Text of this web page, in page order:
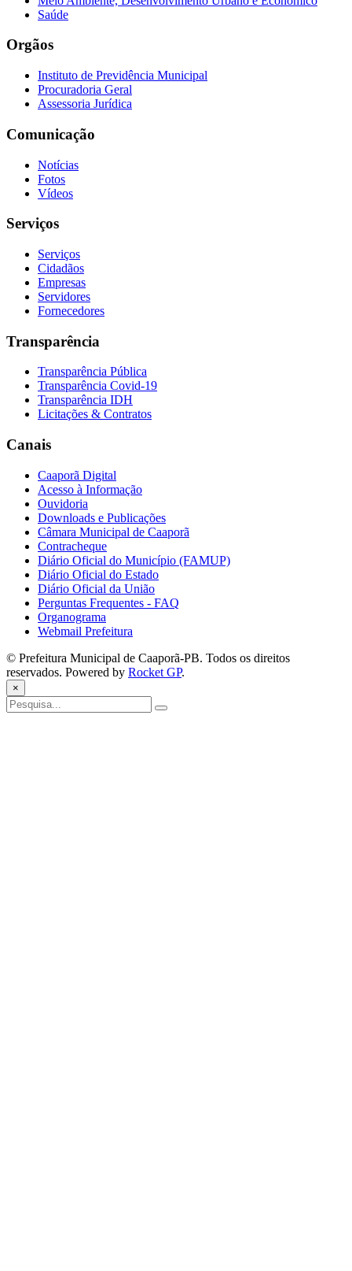
Saúde
Orgãos
Instituto de Previdência Municipal
Procuradoria Geral
Assessoria Jurídica
Comunicação
Notícias
Fotos
Vídeos
Serviços
Serviços
Cidadãos
Empresas
Servidores
Fornecedores
Transparência
Transparência Pública
Transparência Covid-19
Transparência IDH
Licitações & Contratos
Canais
Caaporã Digital
Acesso à Informação
Ouvidoria
Downloads e Publicações
Câmara Municipal de Caaporã
Contracheque
Diário Oficial do Município (FAMUP)
Diário Oficial do Estado
Diário Oficial da União
Perguntas Frequentes - FAQ
Organograma
Webmail Prefeitura
© Prefeitura Municipal de Caaporã-PB. Todos os direitos
reservados. Powered by Rocket GP.
×